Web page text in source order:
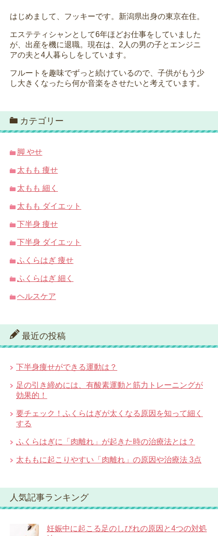
はじめまして、フッキーです。新潟県出身の東京在住。
エステティシャンとして6年ほどお仕事をしていました
が、出産を機に退職。現在は、2人の男の子とエンジニ
アの夫と4人暮らしをしています。
フルートを趣味でずっと続けているので、子供がもう少
し大きくなったら何か音楽をさせたいと考えています。
カテゴリー
脚 やせ
太もも 痩せ
太もも 細く
太もも ダイエット
下半身 痩せ
下半身 ダイエット
ふくらはぎ 痩せ
ふくらはぎ 細く
ヘルスケア
最近の投稿
下半身痩せができる運動は？
足の引き締めには、有酸素運動と筋力トレーニングが
効果的！
要チェック！ふくらはぎが太くなる原因を知って細く
する
ふくらはぎに「肉離れ」が起きた時の治療法とは？
太ももに起こりやすい「肉離れ」の原因や治療法 3点
人気記事ランキング
妊娠中に起こる足のしびれの原因と4つの対処